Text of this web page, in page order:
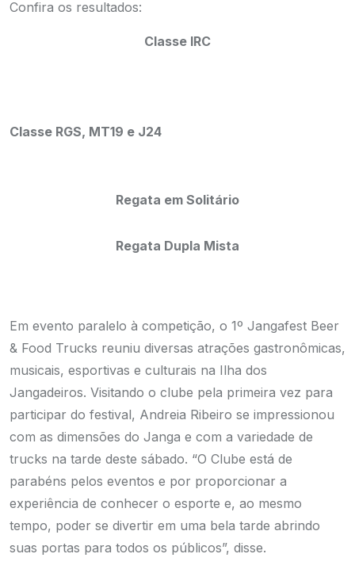
Confira os resultados:
Classe IRC
Classe RGS, MT19 e J24
Regata em Solitário
Regata Dupla Mista
Em evento paralelo à competição, o 1º Jangafest Beer
& Food Trucks reuniu diversas atrações gastronômicas,
musicais, esportivas e culturais na Ilha dos
Jangadeiros. Visitando o clube pela primeira vez para
participar do festival, Andreia Ribeiro se impressionou
com as dimensões do Janga e com a variedade de
trucks na tarde deste sábado. “O Clube está de
parabéns pelos eventos e por proporcionar a
experiência de conhecer o esporte e, ao mesmo
tempo, poder se divertir em uma bela tarde abrindo
suas portas para todos os públicos”, disse.